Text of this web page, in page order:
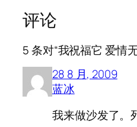
评论
5 条对“我祝福它 爱情
28 8 月, 2009
蓝冰
我来做沙发了。